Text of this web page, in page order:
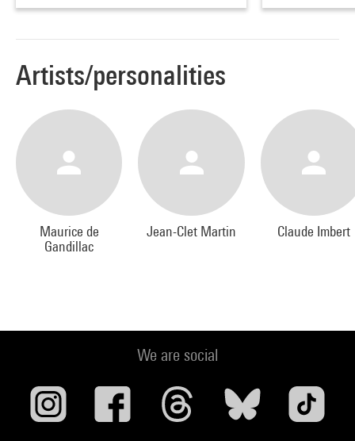
Artists/personalities
Maurice de
Gandillac
Jean-Clet Martin Claude Imbert
We are social